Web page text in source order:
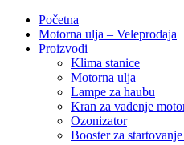
Početna
Motorna ulja – Veleprodaja
Proizvodi
Klima stanice
Motorna ulja
Lampe za haubu
Kran za vađenje
Ozonizator
Booster za